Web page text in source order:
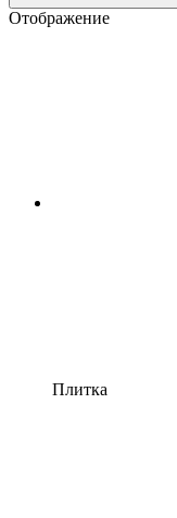
Отображение
Плитка